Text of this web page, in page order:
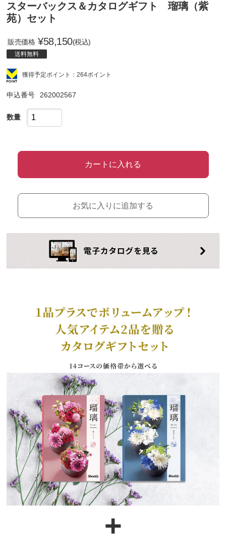
スターバックス＆カタログギフト 瑠璃（紫
苑）セット
販売価格 ¥58,150(税込)
送料無料
獲得予定ポイント：264ポイント
申込番号 262002567
数量
カートに入れる
お気に入りに追加する